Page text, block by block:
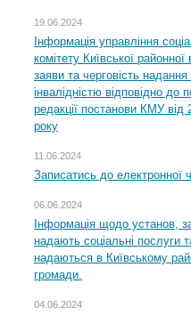
19.06.2024
Інформація управління
комітету Київської
заяви та черговість надання
інвалідністю відповідно
редакції постанови КМУ
року
11.06.2024
Записатись до електронної
06.06.2024
Інформація щодо установ,
надають соціальні послуги
надаються в Київському
громади.
04.06.2024